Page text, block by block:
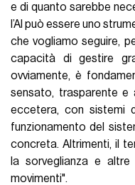
e di quanto sarebbe
l’AI può essere uno
che vogliamo seguire,
capacità di gestire
ovviamente, è
sensato, trasparente e
eccetera, con sistemi
funzionamento del
concreta. Altrimenti, il
la sorveglianza e
movimenti".